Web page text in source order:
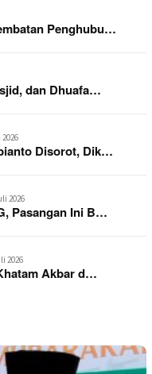
Penghubu…
dan Dhuafa…
Disorot, Dik…
2026
Pasangan Ini B…
2026
Akbar d…